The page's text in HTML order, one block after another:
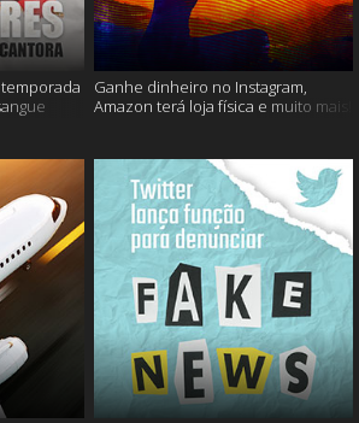
temporada
Ganhe dinheiro no Instagram,
Amazon terá loja física e muito mais!